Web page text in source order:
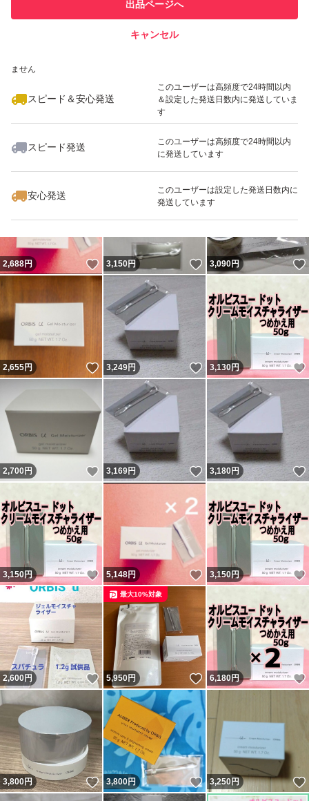
での取引実績があります
ません
スピード＆安心発送
このユーザーは高頻度で24時間以内
＆設定した発送日数内に発送していま
す
スピード発送
このユーザーは高頻度で24時間以内
に発送しています
安心発送
このユーザーは設定した発送日数内に
発送しています
出品ページへ
キャンセル
いいね！
3,150
2,688円 いいね！
3,150円 いいね！
3,090円
2,655円 いいね！
3,249円 いいね！
3,130円
2,700円 いいね！
3,169円 いいね！
3,180円
3,150円 いいね！
5,148円 いいね！
3,150円
2,600円 いいね！
5,950円 いいね！
最大10%対象
6,180円
3,800円 いいね！
3,800円 いいね！
3,250円